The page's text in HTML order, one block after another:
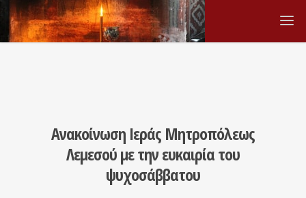
Ανακοίνωση Ιεράς Μητροπόλεως
Λεμεσού με την ευκαιρία του
ψυχοσάββατου